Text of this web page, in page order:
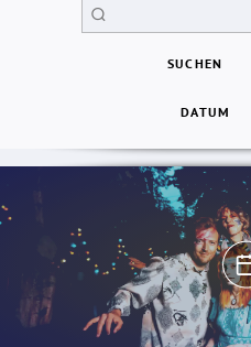
SUCHEN
DATUM